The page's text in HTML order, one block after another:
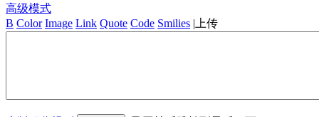
高级模式
B Color Image Link Quote Code Smilies | 上传